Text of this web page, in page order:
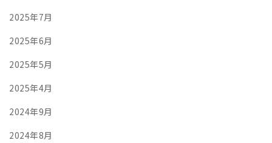
2025年7月
2025年6月
2025年5月
2025年4月
2024年9月
2024年8月